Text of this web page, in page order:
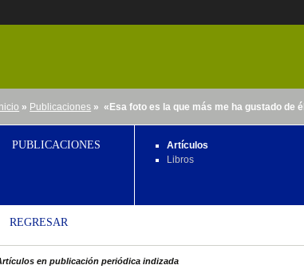
Inicio » Publicaciones » «Esa foto es la que más me ha gustado
PUBLICACIONES
Artículos
Libros
REGRESAR
en publicación periódica indizada